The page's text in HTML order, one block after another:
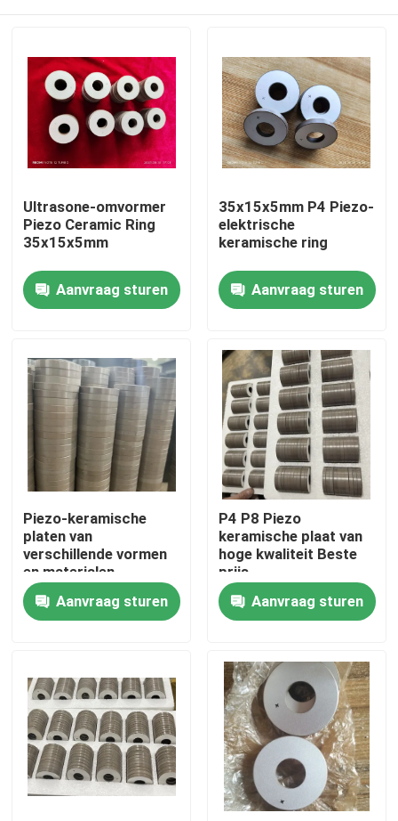
Huis
Producten
Ongeveer ons
Fabrieksreis
Kwaliteitscontrole
Contacteer ons
Ultrasone schoonmaak transducer
krachtige ultrasone transducer
Multifrequentie Ultrasone Omvormer
Ultrasone-omvormer
Piezo Ceramic Ring
35x15x5mm
Aanvraag sturen
35x15x5mm P4 Piezo-
elektrische
keramische ring
Aanvraag sturen
Piezo-keramische
platen van
verschillende vormen
en materialen
Aanvraag sturen
P4 P8 Piezo
keramische plaat van
hoge kwaliteit Beste
prijs
Aanvraag sturen